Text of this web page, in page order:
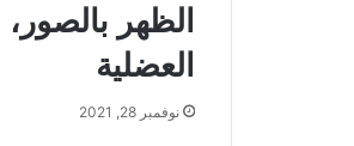
الظهر
العضلية
نوفمبر 28, 2021